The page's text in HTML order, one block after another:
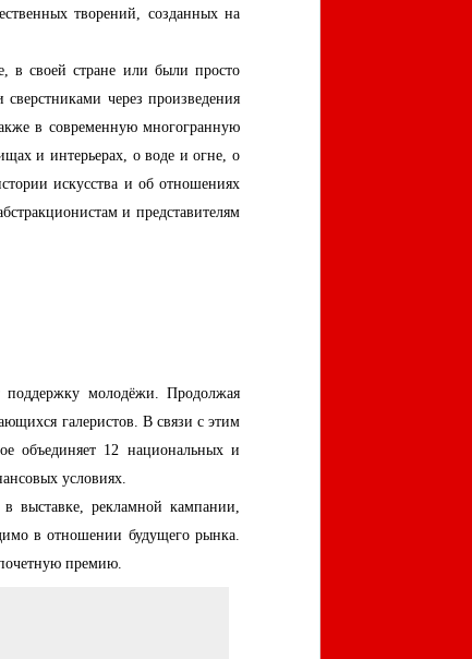
творений, созданных на
в своей стране или были просто
через произведения
в современную многогранную
и интерьерах, о воде и огне, о
искусства и об отношениях
и представителям
поддержку молодёжи. Продолжая
галеристов. В связи с этим
объединяет 12 национальных и
условиях.
выставке, рекламной кампании,
в отношении будущего рынка.
премию.